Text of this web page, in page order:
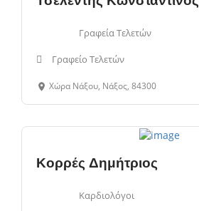
Γραφεία Τελετών
Γραφείο Τελετών
Χώρα Νάξου, Νάξος, 84300
Κορρές Δημήτριος
Καρδιολόγοι